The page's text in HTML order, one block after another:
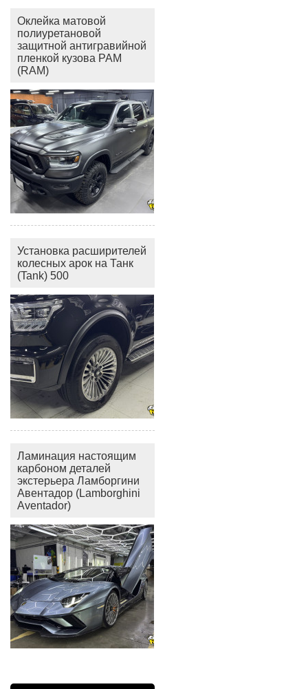
Оклейка матовой
полиуретановой
защитной антигравийной
пленкой кузова РАМ
(RAM)
Установка расширителей
колесных арок на Танк
(Tank) 500
Ламинация настоящим
карбоном деталей
экстерьера Ламборгини
Авентадор (Lamborghini
Aventador)